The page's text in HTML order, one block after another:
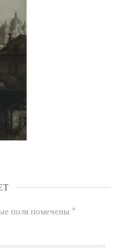
поля помечены *